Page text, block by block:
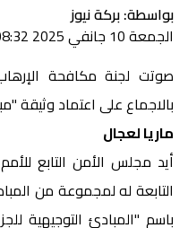
بواسطة: بركة نيوز
الجمعة 10 جانفي 2025 08:32
صوتت لجنة مكافحة
بالاجماع على اعتماد وثيقة
ماريا لعجال
أيد مجلس الأمن التابع
التابعة له لمجموعة من
باسم "المبادئ التوجيهية